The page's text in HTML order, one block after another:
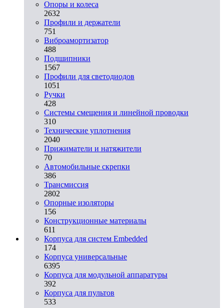
Опоры и колеса
2632
Профили и держатели
751
Виброамортизатор
488
Подшипники
1567
Профили для светодиодов
1051
Ручки
428
Системы смещения и линейной проводки
310
Технические уплотнения
2040
Прижиматели и натяжители
70
Автомобильные скрепки
386
Трансмиссия
2802
Опорные изоляторы
156
Конструкционные материалы
611
Корпуса для систем Embedded
174
Корпуса универсальные
6395
Корпуса для модульной аппаратуры
392
Корпуса для пультов
533